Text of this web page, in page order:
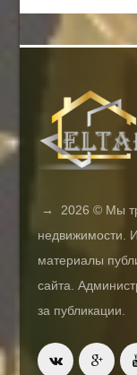
→ 2026 © Мы
недвижимости.
материалы
сайта.
за публикации.